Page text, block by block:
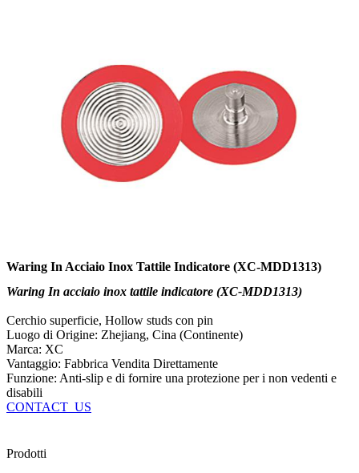
Waring In Acciaio Inox Tattile Indicatore (XC-MDD1313)
Waring In acciaio inox tattile indicatore (XC-MDD1313)
Cerchio superficie, Hollow studs con pin
Luogo di Origine: Zhejiang, Cina (Continente)
Marca: XC
Vantaggio: Fabbrica Vendita Direttamente
Funzione: Anti-slip e di fornire una protezione per i non vedenti e
disabili
CONTACT_US
Prodotti